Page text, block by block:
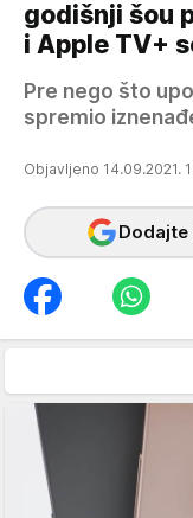
godišnji šou
i Apple TV+
Pre nego što
spremio
Objavljeno 14.09.2021.